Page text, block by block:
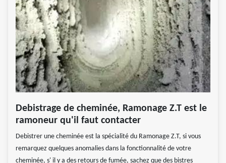
Debistrage de cheminée, Ramonage Z.T est le
ramoneur qu'il faut contacter
Debistrer une cheminée est la spécialité du Ramonage Z.T, si vous
remarquez quelques anomalies dans la fonctionnalité de votre
cheminée, s' il y a des retours de fumée, sachez que des bistres